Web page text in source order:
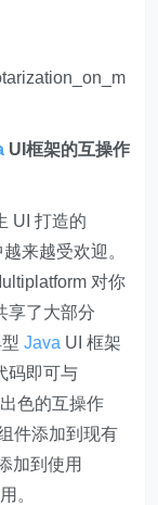
UI框架的互操作
UI 打造的
来越受欢迎。
对你
享了大部分
型Java UI 框架
码即可与
色的互操作
件添加到现有
加到使用
。